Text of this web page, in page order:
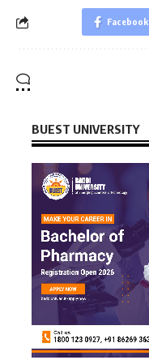
Facebook
BUEST UNIVERSITY